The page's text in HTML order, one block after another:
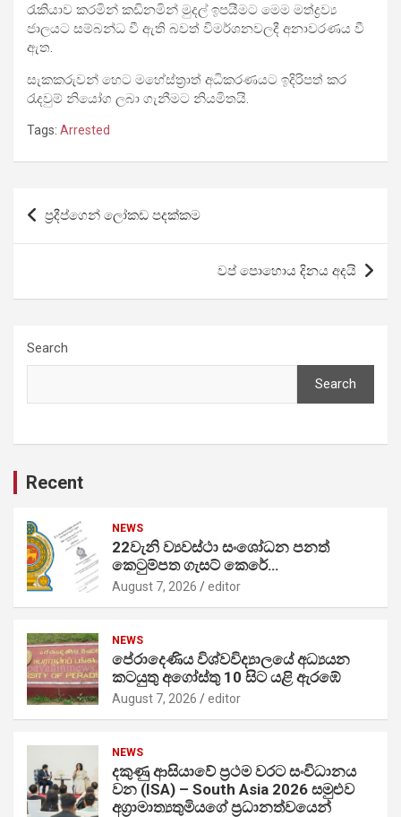
රැකියාව කරමින් කඩිනමින් මුදල් ඉපයීමට මෙම මත්ද්‍රව්‍ය
ජාලයට සම්බන්ධ වී ඇති බවත් විමර්ශනවලදී අනාවරණය වී
ඇත.
සැකකරුවන් හෙට මහේස්ත්‍රාත් අධිකරණයට ඉදිරිපත් කර
රැදවුම් නියෝග ලබා ගැනීමට නියමිතයි.
Tags: Arrested
Post
navigation
ප්‍රදීප්ගෙන් ලෝකඩ පදක්කම
වප් පොහොය දිනය අදයි
Search
Search
Recent
NEWS
22වැනි ව්‍යවස්ථා සංශෝධන පනත්
කෙටුම්පත ගැසට් කෙරේ…
August 7, 2026 editor
NEWS
පේරාදෙණිය විශ්වවිද්‍යාලයේ අධ්‍යයන
කටයුතු අගෝස්තු 10 සිට යළි ඇරඹේ
August 7, 2026 editor
NEWS
දකුණු ආසියාවේ ප්‍රථම වරට සංවිධානය
වන (ISA) – South Asia 2026 සමුළුව
අග්‍රාමාත්‍යතුමියගේ ප්‍රධානත්වයෙන්